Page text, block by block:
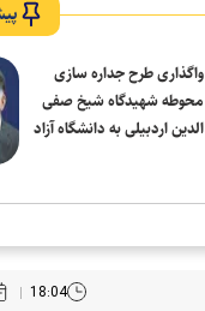
واگذاری طرح جداره سازی
محوطه شهیدگاه شیخ صفی
الدین اردبیلی به دانشگاه آزاد
18:04